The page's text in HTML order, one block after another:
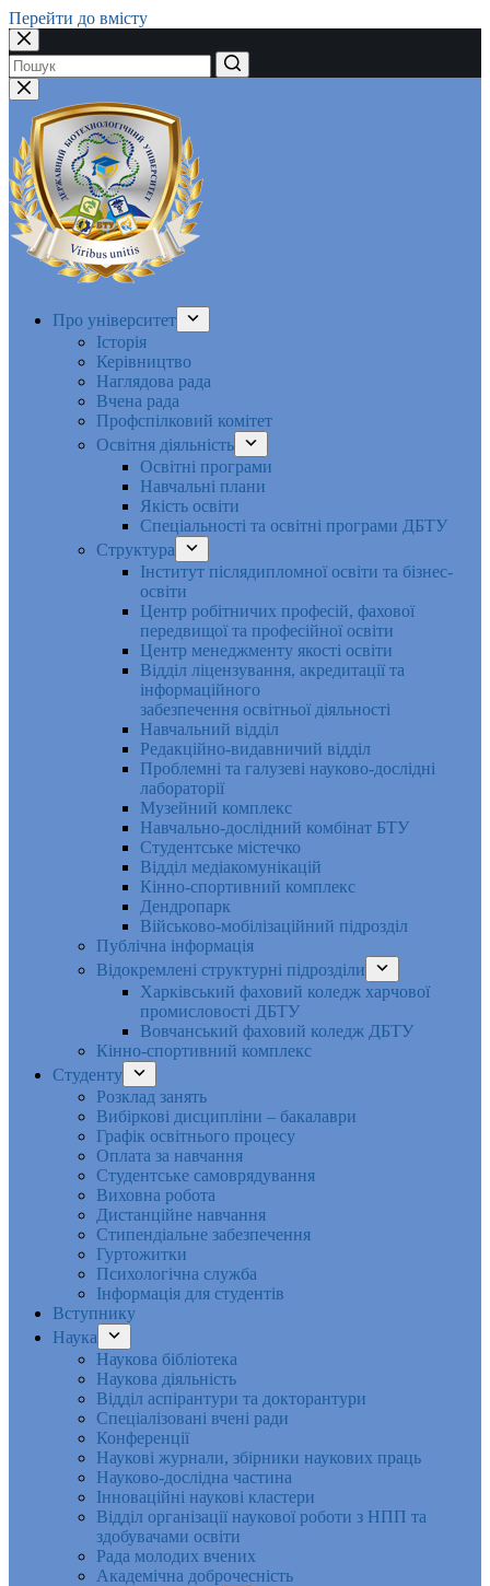
Перейти до вмісту
Немає
результатів
Про університет
Історія
Керівництво
Наглядова рада
Вчена рада
Профспілковий комітет
Освітня діяльність
Освітні програми
Навчальні плани
Якість освіти
Спеціальності та освітні програми ДБТУ
Структура
Інститут післядипломної освіти та бізнес-
освіти
Центр робітничих професій, фахової
передвищої та професійної освіти
Центр менеджменту якості освіти
Відділ ліцензування, акредитації та
інформаційного
забезпечення освітньої діяльності
Навчальний відділ
Редакційно-видавничий відділ
Проблемні та галузеві науково-дослідні
лабораторії
Музейний комплекс
Навчально-дослідний комбінат БТУ
Студентське містечко
Відділ медіакомунікацій
Кінно-спортивний комплекс
Дендропарк
Військово-мобілізаційний підрозділ
Публічна інформація
Відокремлені структурні підрозділи
Харківський фаховий коледж харчової
промисловості ДБТУ
Вовчанський фаховий коледж ДБТУ
Кінно-спортивний комплекс
Студенту
Розклад занять
Вибіркові дисципліни – бакалаври
Графік освітнього процесу
Оплата за навчання
Студентське самоврядування
Виховна робота
Дистанційне навчання
Стипендіальне забезпечення
Гуртожитки
Психологічна служба
Інформація для студентів
Вступнику
Наука
Наукова бібліотека
Наукова діяльність
Відділ аспірантури та докторантури
Спеціалізовані вчені ради
Конференції
Наукові журнали, збірники наукових праць
Науково-дослідна частина
Інноваційні наукові кластери
Відділ організації наукової роботи з НПП та
здобувачами освіти
Рада молодих вчених
Академічна доброчесність